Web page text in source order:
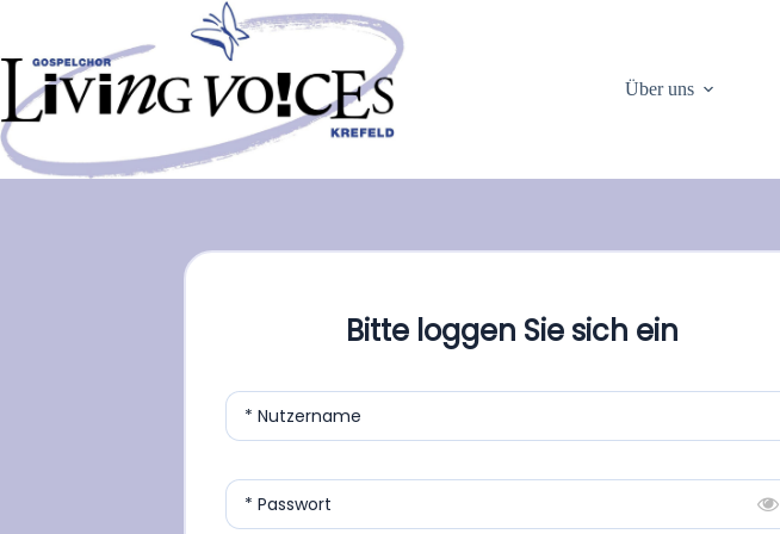
Über uns
Bitte loggen Sie sich ein
* Nutzername
* Passwort